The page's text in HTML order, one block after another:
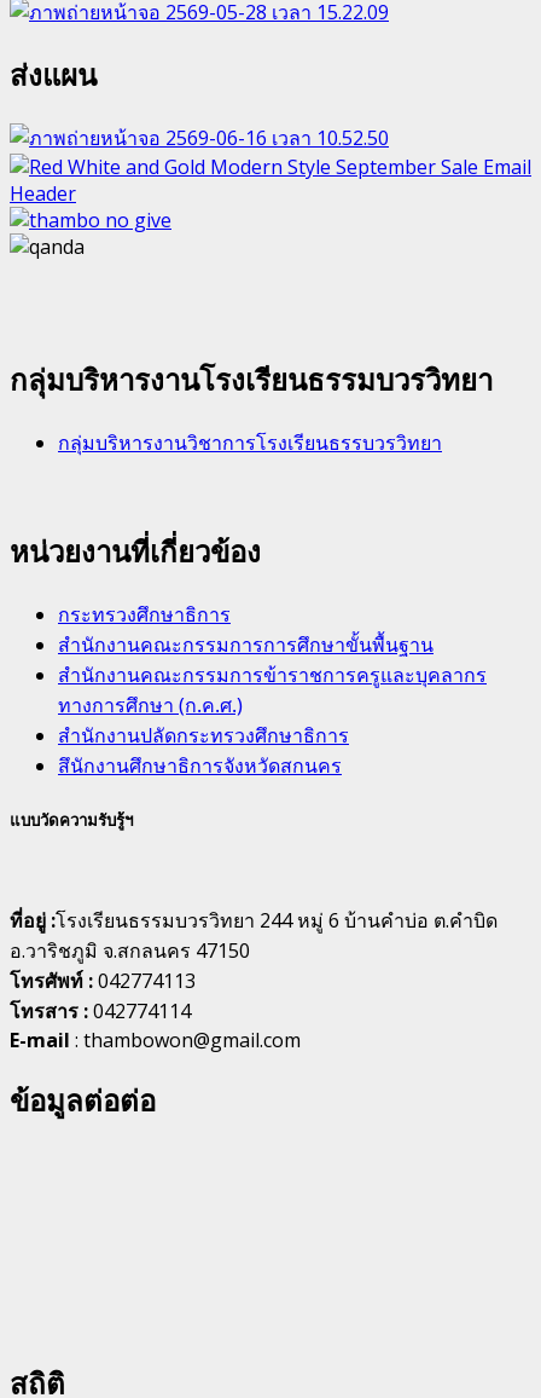
ส่งแผน
กลุ่มบริหารงานโรงเรียนธรรมบวรวิทยา
กลุ่มบริหารงานวิชาการโรงเรียนธรรบวรวิทยา
หน่วยงานที่เกี่ยวข้อง
กระทรวงศึกษาธิการ
สำนักงานคณะกรรมการการศึกษาขั้นพื้นฐาน
สำนักงานคณะกรรมการข้าราชการครูและบุคลากร
ทางการศึกษา (ก.ค.ศ.)
สำนักงานปลัดกระทรวงศึกษาธิการ
สึนักงานศึกษาธิการจังหวัดสกนคร
แบบวัดความรับรู้ฯ
ที่อยู่ :โรงเรียนธรรมบวรวิทยา 244 หมู่ 6 บ้านคำบ่อ ต.คำบิด
อ.วาริชภูมิ จ.สกลนคร 47150
โทรศัพท์ :042774113
โทรสาร :042774114
E-mail : thambowon@gmail.com
ข้อมูลต่อต่อ
สถิติ